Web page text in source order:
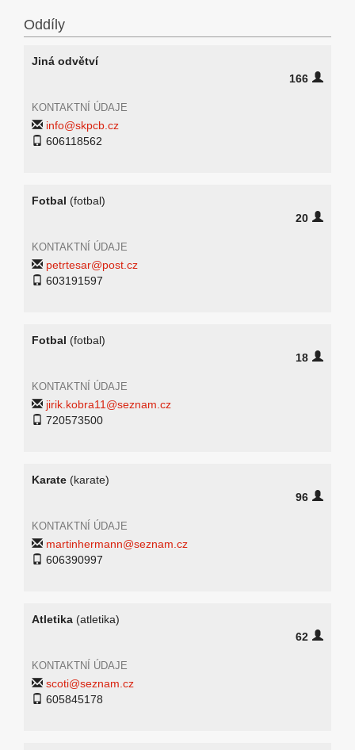
Oddíly
Jiná odvětví
166
KONTAKTNÍ ÚDAJE
info@skpcb.cz
606118562
Fotbal (fotbal)
20
KONTAKTNÍ ÚDAJE
petrtesar@post.cz
603191597
Fotbal (fotbal)
18
KONTAKTNÍ ÚDAJE
jirik.kobra11@seznam.cz
720573500
Karate (karate)
96
KONTAKTNÍ ÚDAJE
martinhermann@seznam.cz
606390997
Atletika (atletika)
62
KONTAKTNÍ ÚDAJE
scoti@seznam.cz
605845178